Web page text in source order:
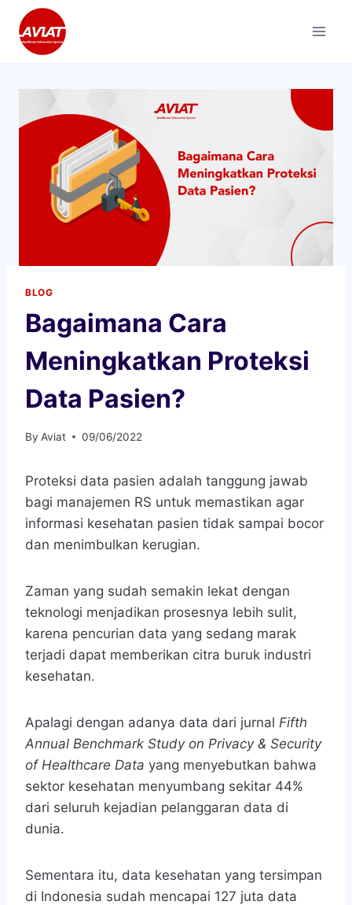
content
BLOG
Bagaimana Cara
Meningkatkan Proteksi
Data Pasien?
By Aviat 09/06/2022
Proteksi data pasien adalah tanggung jawab
bagi manajemen RS untuk memastikan agar
informasi kesehatan pasien tidak sampai bocor
dan menimbulkan kerugian.
Zaman yang sudah semakin lekat dengan
teknologi menjadikan prosesnya lebih sulit,
karena pencurian data yang sedang marak
terjadi dapat memberikan citra buruk industri
kesehatan.
Apalagi dengan adanya data dari jurnal Fifth
Annual Benchmark Study on Privacy & Security
of Healthcare Data yang menyebutkan bahwa
sektor kesehatan menyumbang sekitar 44%
dari seluruh kejadian pelanggaran data di
dunia.
Sementara itu, data kesehatan yang tersimpan
di Indonesia sudah mencapai 127 juta data